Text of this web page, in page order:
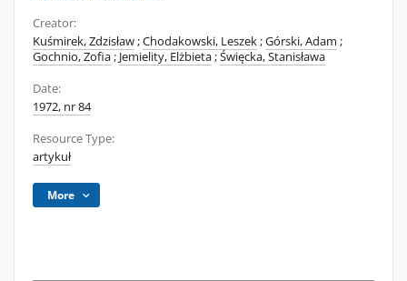
Creator:
Kuśmirek, Zdzisław;Chodakowski, Leszek;Górski, Adam ;
Gochnio, Zofia; Jemielity, Elżbieta;Święcka, Stanisława
Date:
1972, nr 84
Resource Type:
artykuł
More